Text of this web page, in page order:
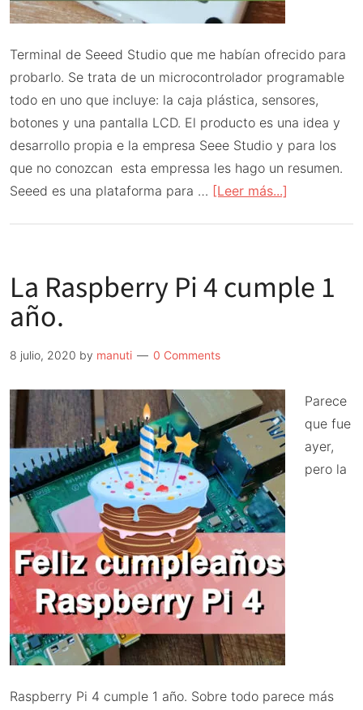
Terminal de Seeed Studio que me habían ofrecido para
probarlo. Se trata de un microcontrolador programable
todo en uno que incluye: la caja plástica, sensores,
botones y una pantalla LCD. El producto es una idea y
desarrollo propia e la empresa Seee Studio y para los
que no conozcan esta empressa les hago un resumen.
Seeed es una plataforma para … [Leer más...]
Wio
La Raspberry Pi 4 cumple 1
año.
8 julio, 2020 by manuti 0 Comments
Parece
que fue
ayer,
pero la
Raspberry Pi 4 cumple 1 año. Sobre todo parece más